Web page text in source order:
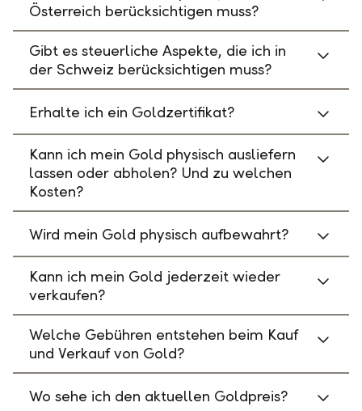
Österreich berücksichtigen muss?
Gibt es steuerliche Aspekte, die ich in
der Schweiz berücksichtigen muss?
Erhalte ich ein Goldzertifikat?
Kann ich mein Gold physisch ausliefern
lassen oder abholen? Und zu welchen
Kosten?
Wird mein Gold physisch aufbewahrt?
Kann ich mein Gold jederzeit wieder
verkaufen?
Welche Gebühren entstehen beim Kauf
und Verkauf von Gold?
Wo sehe ich den aktuellen Goldpreis?